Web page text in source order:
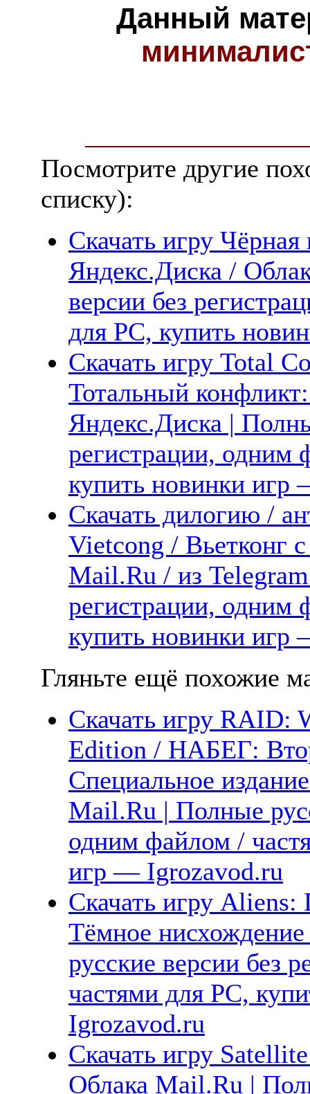
Данный
Посмотрите другие
списку):
Скачать игру
Яндекс.Диска /
версии без
для PC, купить
Скачать игру Total
Тотальный
Яндекс.Диска |
регистрации, одним
купить новинки
Скачать дилогию /
Vietcong / Вьетконг
Mail.Ru / из
регистрации, одним
купить новинки
Гляньте ещё похожие
Скачать игру
Edition / НАБЕГ:
Специальное
Mail.Ru | Полные
одним файлом /
игр — Igrozavod.ru
Скачать игру
Тёмное
русские версии без
частями для PC,
Igrozavod.ru
Скачать игру
Облака Mail.Ru |